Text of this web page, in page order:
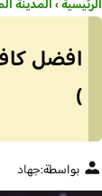
الرئيسية›المدينة
افضل
)
بواسطة:جهاد